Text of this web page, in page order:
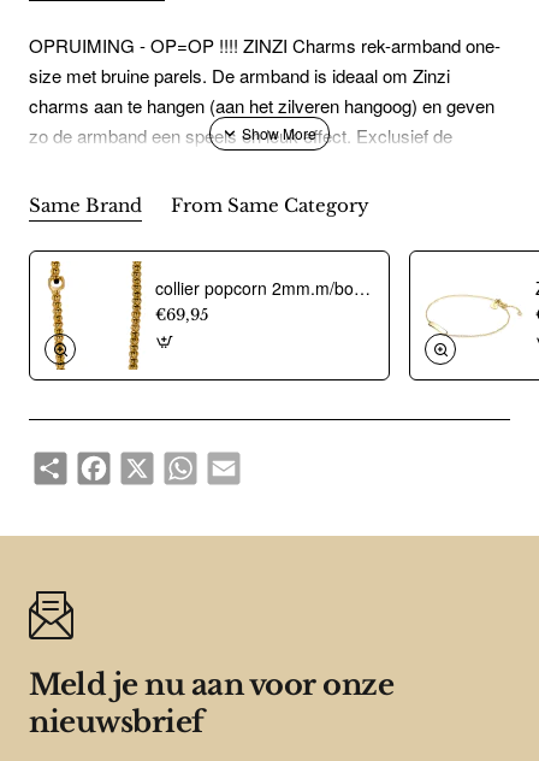
OPRUIMING - OP=OP !!!! ZINZI Charms rek-armband one-
size met bruine parels. De armband is ideaal om Zinzi
charms aan te hangen (aan het zilveren hangoog) en geven
zo de armband een speels en leuk effect. Exclusief de
Same Brand From Same Category
collier popcorn 2mm.m/bolletjes verguld - 12915
€69,95
ShareFacebook
X WhatsAppEmail
Meld je nu aan voor onze
nieuwsbrief